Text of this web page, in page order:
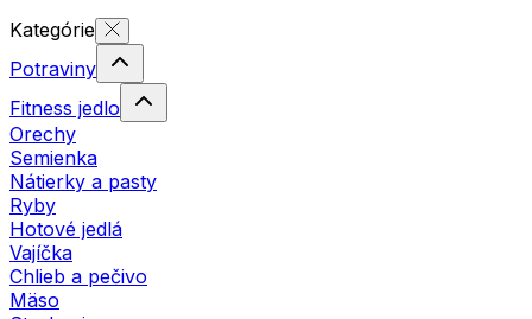
Kategórie
Potraviny
Fitness jedlo
Orechy
Semienka
Nátierky a pasty
Ryby
Hotové jedlá
Vajíčka
Chlieb a pečivo
Mäso